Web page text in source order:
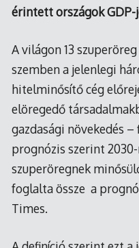
érintett országok GDP-
A világon 13
szemben a jelenlegi
hitelminősítő cég
elöregedő
gazdasági növekedés
prognózis szerint
szuperöregnek
foglalta össze a
Times.